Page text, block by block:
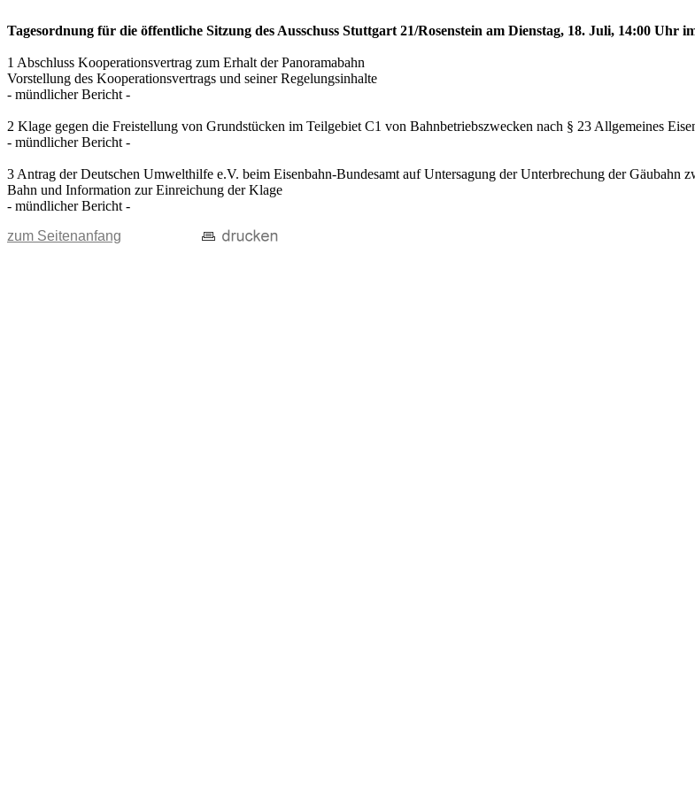
Tagesordnung für die öffentliche Sitzung des Ausschuss Stuttgart 21/Rosenstein am Dienstag, 18. Juli, 14:00 Uhr
1 Abschluss Kooperationsvertrag zum Erhalt der Panoramabahn
Vorstellung des Kooperationsvertrags und seiner Regelungsinhalte
- mündlicher Bericht -
2 Klage gegen die Freistellung von Grundstücken im Teilgebiet C1 von Bahnbetriebszwecken nach § 23 Allgemeines
- mündlicher Bericht -
3 Antrag der Deutschen Umwelthilfe e.V. beim Eisenbahn-Bundesamt auf Untersagung der Unterbrechung der Gäubahn
Bahn und Information zur Einreichung der Klage
- mündlicher Bericht -
zum Seitenanfang